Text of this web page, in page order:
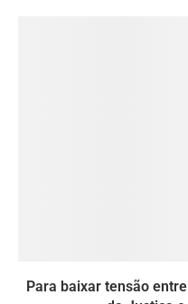
Para baixar tensão